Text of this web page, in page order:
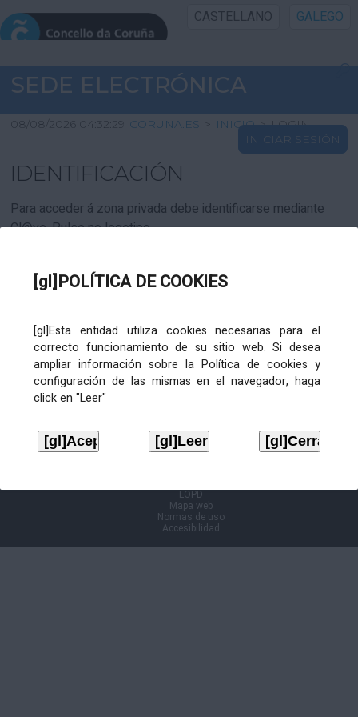
[gl]POLÍTICA DE COOKIES
[gl]Esta entidad utiliza cookies necesarias para el
correcto funcionamiento de su sitio web. Si desea
ampliar información sobre la Política de cookies y
configuración de las mismas en el navegador, haga
click en "Leer"
CASTELLANO GALEGO
INICIO SEDE
INICIO
INFORMACIÓN PÚBLICA
CARTAFOL CIDADÁN
SEDE ELECTRÓNICA
08/08/2026 04:32:29 CORUNA.ES > INICIO > LOGIN
INICIAR SESIÓN
IDENTIFICACIÓN
Para acceder á zona privada debe identificarse mediante
Cl@ve. Pulse no logotipo
LOPD
Mapa web
Normas de uso
Accesibilidad